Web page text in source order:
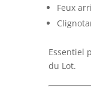
Feux
Essentiel
du Lot.